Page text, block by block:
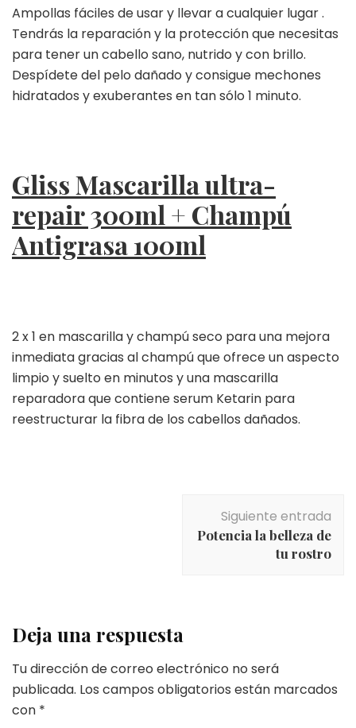
Ampollas fáciles de usar y llevar a cualquier lugar .
Tendrás la reparación y la protección que necesitas
para tener un cabello sano, nutrido y con brillo.
Despídete del pelo dañado y consigue mechones
hidratados y exuberantes en tan sólo 1 minuto.
Gliss Mascarilla ultra-
repair 300ml + Champú
Antigrasa 100ml
2 x 1 en mascarilla y champú seco para una mejora
inmediata gracias al champú que ofrece un aspecto
limpio y suelto en minutos y una mascarilla
reparadora que contiene serum Ketarin para
reestructurar la fibra de los cabellos dañados.
Siguiente entrada
Potencia la belleza de
tu rostro
Deja una respuesta
Tu dirección de correo electrónico no será
publicada. Los campos obligatorios están marcados
con *